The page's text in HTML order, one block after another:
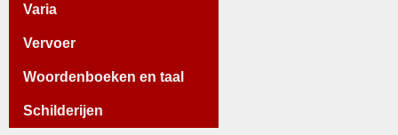
Varia
Vervoer
Woordenboeken en taal
Schilderijen